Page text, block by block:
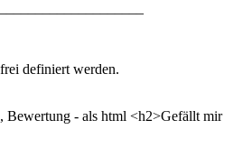
definiert werden.
- als html <h2>Gefällt mir